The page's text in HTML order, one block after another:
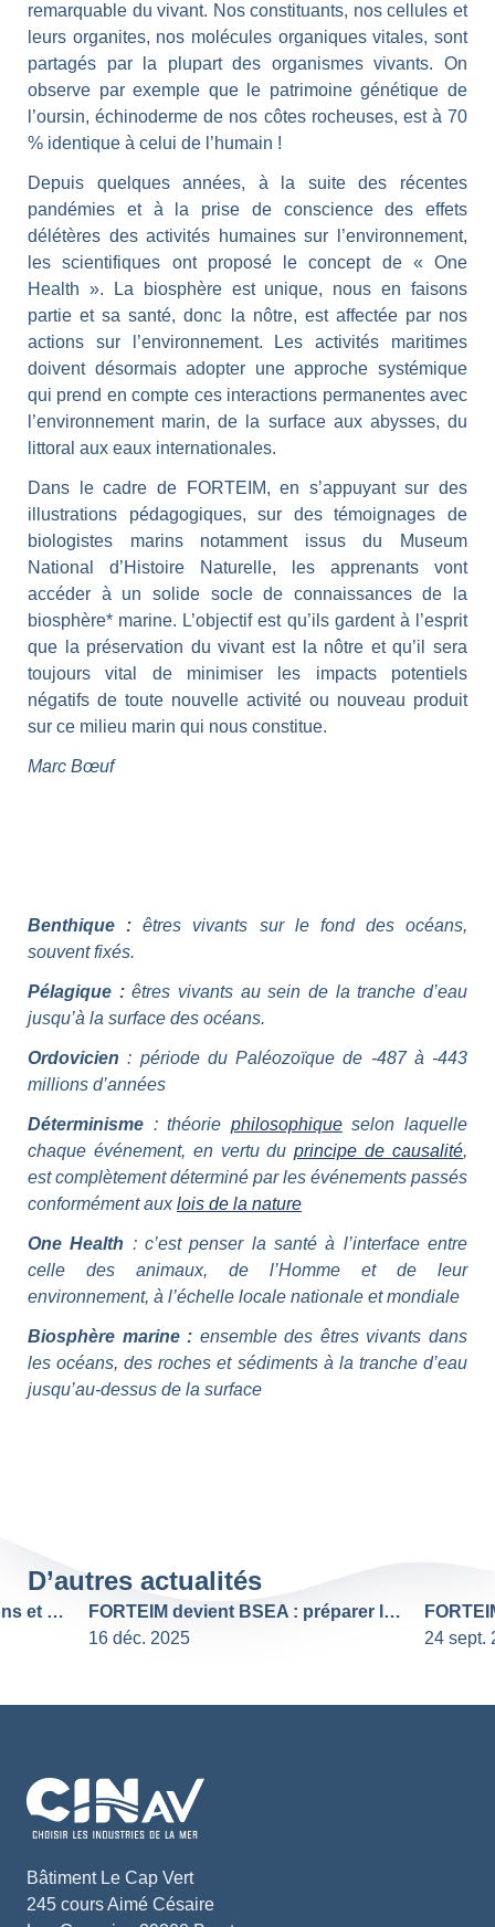
remarquable du vivant. Nos constituants, nos cellules et
leurs organites, nos molécules organiques vitales, sont
partagés par la plupart des organismes vivants. On
observe par exemple que le patrimoine génétique de
l’oursin, échinoderme de nos côtes rocheuses, est à 70
% identique à celui de l’humain !
Depuis quelques années, à la suite des récentes
pandémies et à la prise de conscience des effets
délétères des activités humaines sur l’environnement,
les scientifiques ont proposé le concept de « One
Health ». La biosphère est unique, nous en faisons
partie et sa santé, donc la nôtre, est affectée par nos
actions sur l’environnement. Les activités maritimes
doivent désormais adopter une approche systémique
qui prend en compte ces interactions permanentes avec
l’environnement marin, de la surface aux abysses, du
littoral aux eaux internationales.
Dans le cadre de FORTEIM, en s’appuyant sur des
illustrations pédagogiques, sur des témoignages de
biologistes marins notamment issus du Museum
National d’Histoire Naturelle, les apprenants vont
accéder à un solide socle de connaissances de la
biosphère* marine. L’objectif est qu’ils gardent à l’esprit
que la préservation du vivant est la nôtre et qu’il sera
toujours vital de minimiser les impacts potentiels
négatifs de toute nouvelle activité ou nouveau produit
sur ce milieu marin qui nous constitue.
Marc Bœuf
Benthique :êtres vivants sur le fond des océans,
souvent fixés.
Pélagique :êtres vivants au sein de la tranche d’eau
jusqu’à la surface des océans.
Ordovicien : période du Paléozoïque de -487 à -443
millions d’années
Déterminisme : théorie philosophique selon laquelle
chaque événement, en vertu duprincipe de causalité,
est complètement déterminé par les événements passés
conformément auxlois de la nature
One Health : c’est penser la santé à l’interface entre
celle des animaux, de l’Homme et de leur
environnement, à l’échelle locale nationale et mondiale
Biosphère marine : ensemble des êtres vivants dans
les océans, des roches et sédiments à la tranche d’eau
jusqu’au-dessus de la surface
D’autres actualités
FORTEIM – Thème 4 : Pollutions et déchets
FORTEIM devient BSEA : préparer les talents de demain aux enjeux écoénergétiques
16 déc. 2025
24 sept.
Bâtiment Le Cap Vert
245 cours Aimé Césaire